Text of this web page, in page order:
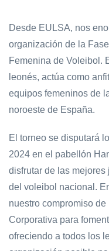
Desde EULSA, nos
organización de la
Femenina de Voleibol.
leonés, actúa como
equipos femeninos de
noroeste de España.
El torneo se disputará
2024 en el pabellón
disfrutar de las
del voleibol nacional.
nuestro compromiso
Corporativa para
ofreciendo a todos los